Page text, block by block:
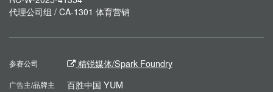
代理公司组 / CA-1301 体育营销
参赛公司 精锐媒体/Spark Foundry
广告主/品牌主 百胜中国 YUM